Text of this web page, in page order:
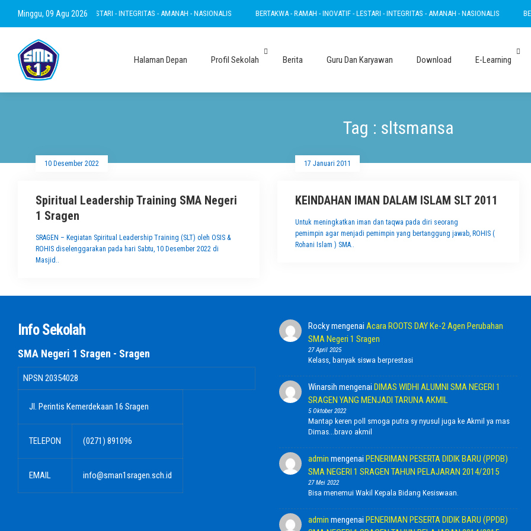
Minggu, 09 Agu 2026
- RAMAH - INOVATIF - LESTARI - INTEGRITAS - AMANAH - NASIONALIS BERTAKWA - RAMAH - INOVATIF - LESTARI - INTEGRITAS - AMANAH - NASIONALIS
Halaman Depan Profil Sekolah Berita Guru Dan Karyawan Download E-Learning
Tag : sltsmansa
10 Desember 2022
Spiritual Leadership Training SMA Negeri
1 Sragen
SRAGEN – Kegiatan Spiritual Leadership Training (SLT) oleh OSIS &
ROHIS diselenggarakan pada hari Sabtu, 10 Desember 2022 di
Masjid..
17 Januari 2011
KEINDAHAN IMAN DALAM ISLAM SLT 2011
Untuk meningkatkan iman dan taqwa pada diri seorang
pemimpin agar menjadi pemimpin yang bertanggung jawab, ROHIS (
Rohani Islam ) SMA..
Info Sekolah
SMA Negeri 1 Sragen - Sragen
NPSN 20354028
Jl. Perintis Kemerdekaan 16 Sragen
TELEPON (0271) 891096
EMAIL info@sman1sragen.sch.id
RockymengenaiAcara ROOTS DAY Ke-2 Agen Perubahan
SMA Negeri 1 Sragen
27 April 2025
Kelass, banyak siswa berprestasi
Winarsih mengenaiDIMAS WIDHI ALUMNI SMA NEGERI 1
SRAGEN YANG MENJADI TARUNA AKMIL
5 Oktober 2022
Mantap keren poll smoga putra sy nyusul juga ke Akmil ya mas
Dimas...bravo akmil
admin mengenaiPENERIMAN PESERTA DIDIK BARU (PPDB)
SMA NEGERI 1 SRAGEN TAHUN PELAJARAN 2014/2015
27 Mei 2022
Bisa menemui Wakil Kepala Bidang Kesiswaan.
admin mengenaiPENERIMAN PESERTA DIDIK BARU (PPDB)